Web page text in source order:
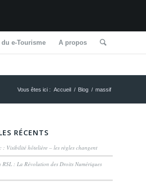
e-Tourisme A propos
Vous êtes ici : Accueil / Blog / massif
RÉCENTS
: Visibilité hôtelière – les règles changent
RSL : La Révolution des Droits Numériques